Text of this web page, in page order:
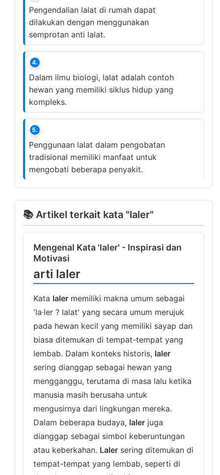
Pengendalian lalat di rumah dapat
dilakukan dengan menggunakan
semprotan anti lalat.
4.
Dalam ilmu biologi, lalat adalah contoh
hewan yang memiliki siklus hidup yang
kompleks.
5.
Penggunaan lalat dalam pengobatan
tradisional memiliki manfaat untuk
mengobati beberapa penyakit.
📚 Artikel terkait kata "laler"
Mengenal Kata 'laler' - Inspirasi dan
Motivasi
arti laler
Kata laler memiliki makna umum sebagai
'la·ler ? lalat' yang secara umum merujuk
pada hewan kecil yang memiliki sayap dan
biasa ditemukan di tempat-tempat yang
lembab. Dalam konteks historis, laler
sering dianggap sebagai hewan yang
mengganggu, terutama di masa lalu ketika
manusia masih berusaha untuk
mengusirnya dari lingkungan mereka.
Dalam beberapa budaya, laler juga
dianggap sebagai simbol keberuntungan
atau keberkahan. Laler sering ditemukan di
tempat-tempat yang lembab, seperti di